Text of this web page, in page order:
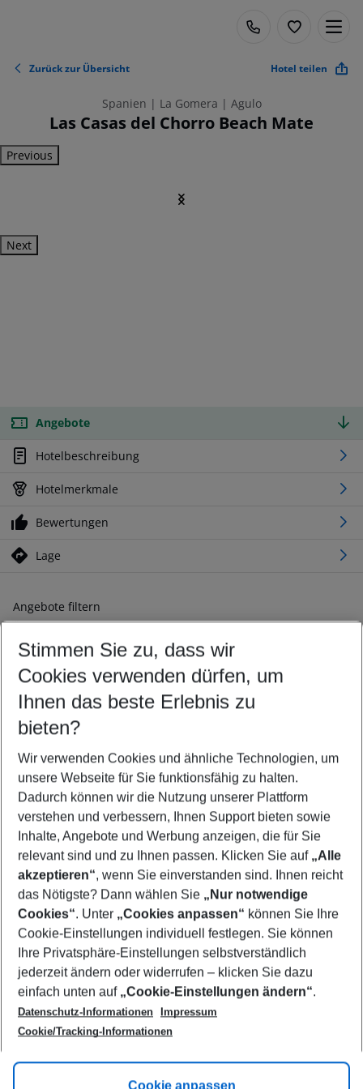
Zurück zur Übersicht Hotel teilen
Spanien | La Gomera | Agulo
Las Casas del Chorro Beach Mate
Previous
Next
Angebote
Hotelbeschreibung
Hotelmerkmale
Bewertungen
Lage
Angebote filtern
Ändern Sie Ihre Kriterien nach Ihren Wünschen
Abflughafen wählen
Beliebiger Abflughafen
Reisezeitraum wählen
08.08.26– 06.08.27 5-8 Nächte
2 Erwachsene Keine Kinder
Mehr Filter anzeigen
Footer
Footer navigation
Über uns
AGB
Cookie-Einstellungen ändern
Cookie-Richtlinie
Datenschutz
Service & Hilfe
Barrierefreies Reisen
Check-in
Flugbeschränkungen
Folgen Sie uns
Stimmen Sie zu, dass wir
Cookies verwenden dürfen, um
Ihnen das beste Erlebnis zu
bieten?
Wir verwenden Cookies und ähnliche Technologien, um
unsere Webseite für Sie funktionsfähig zu halten.
Dadurch können wir die Nutzung unserer Plattform
verstehen und verbessern, Ihnen Support bieten sowie
Inhalte, Angebote und Werbung anzeigen, die für Sie
relevant sind und zu Ihnen passen. Klicken Sie auf „Alle
akzeptieren“, wenn Sie einverstanden sind. Ihnen reicht
das Nötigste? Dann wählen Sie „Nur notwendige
Cookies“. Unter „Cookies anpassen“ können Sie Ihre
Cookie-Einstellungen individuell festlegen. Sie können
Ihre Privatsphäre-Einstellungen selbstverständlich
jederzeit ändern oder widerrufen – klicken Sie dazu
einfach unten auf „Cookie-Einstellungen ändern“.
Datenschutz-Informationen
Impressum
Cookie/Tracking-Informationen
Cookie anpassen